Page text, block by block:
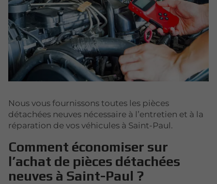
Nous vous fournissons toutes les pièces
détachées neuves nécessaire à l’entretien et à la
réparation de vos véhicules à Saint-Paul.
Comment économiser sur
l’achat de pièces détachées
neuves à Saint-Paul ?